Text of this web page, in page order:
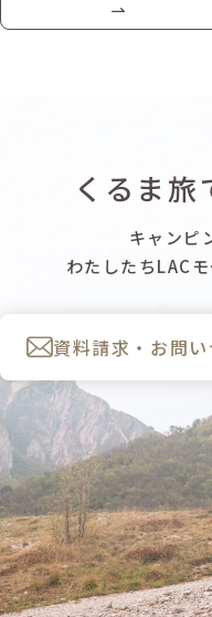
くるま旅
キャンピ
わたしたちLAC
資料請求・お問